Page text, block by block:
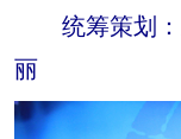
统筹策划：
丽